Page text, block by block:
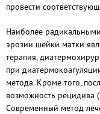
провести
Наиболее
эрозии шейки матки
терапия,
при
метода. Кроме того,
возможность рецидива
Современный метод